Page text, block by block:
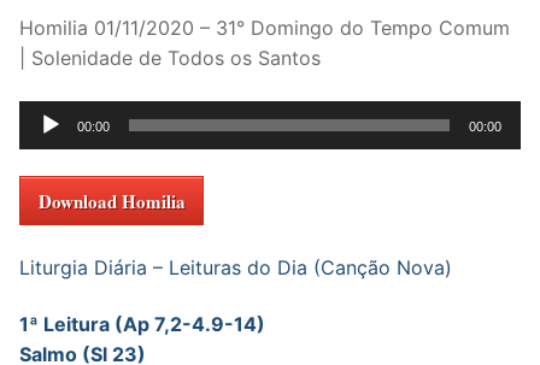
Homilia 01/11/2020 – 31° Domingo do Tempo Comum
| Solenidade de Todos os Santos
Tocador
de
áudio
00:00 00:00
Download Homilia
Liturgia Diária – Leituras do Dia (Canção Nova)
1ª Leitura (Ap 7,2-4.9-14)
Salmo (Sl 23)